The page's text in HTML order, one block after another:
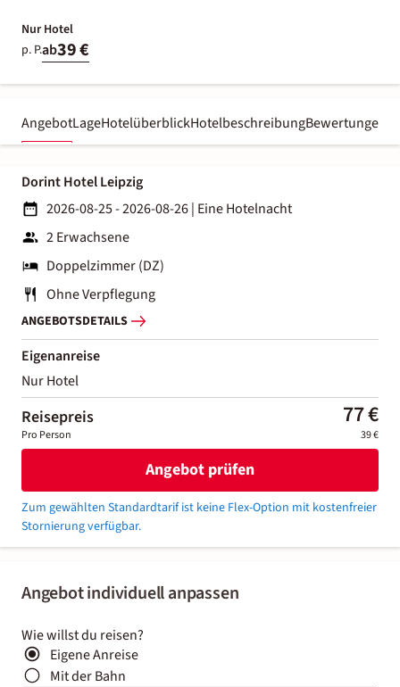
Nur Hotel
p. P.ab39 €
AngebotLageHotelüberblickHotelbeschreibungBewertungen
Angebot individuell anpassen
Wie willst du reisen?
Eigene Anreise
Mit der Bahn
Dorint Hotel Leipzig
2026-08-25 - 2026-08-26| Eine Hotelnacht
2 Erwachsene
Doppelzimmer (DZ)
Ohne Verpflegung
ANGEBOTSDETAILS
Eigenanreise
Nur Hotel
Reisepreis 77 €
Pro Person 39 €
Angebot prüfen
Zum gewählten Standardtarif ist keine Flex-Option mit kostenfreier
Stornierung verfügbar.